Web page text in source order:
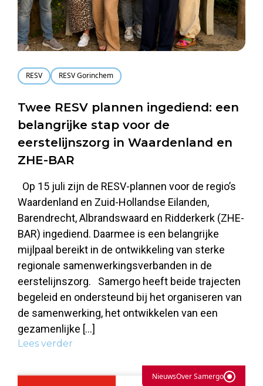
RESV RESV Gorinchem
Twee RESV plannen ingediend: een
belangrijke stap voor de
eerstelijnszorg in Waardenland en
ZHE-BAR
Op 15 juli zijn de RESV-plannen voor de regio’s
Waardenland en Zuid-Hollandse Eilanden,
Barendrecht, Albrandswaard en Ridderkerk (ZHE-
BAR) ingediend. Daarmee is een belangrijke
mijlpaal bereikt in de ontwikkeling van sterke
regionale samenwerkingsverbanden in de
eerstelijnszorg. Samergo heeft beide trajecten
begeleid en ondersteund bij het organiseren van
de samenwerking, het ontwikkelen van een
gezamenlijke […]
Lees verder
NieuwsOver Samergo